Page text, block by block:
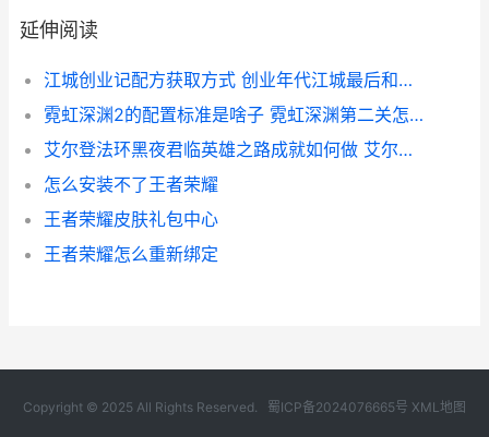
延伸阅读
江城创业记配方获取方式 创业年代江城最后和谁在一起了
霓虹深渊2的配置标准是啥子 霓虹深渊第二关怎么过
艾尔登法环黑夜君临英雄之路成就如何做 艾尔登法环黑夜骑兵怎么打
怎么安装不了王者荣耀
王者荣耀皮肤礼包中心
王者荣耀怎么重新绑定
Copyright © 2025 All Rights Reserved. 蜀ICP备2024076665号 XML地图